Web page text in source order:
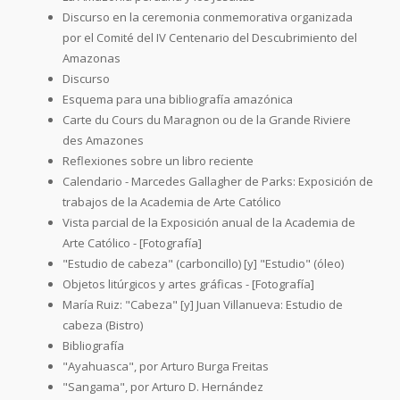
Discurso en la ceremonia conmemorativa organizada
por el Comité del IV Centenario del Descubrimiento del
Amazonas
Discurso
Esquema para una bibliografía amazónica
Carte du Cours du Maragnon ou de la Grande Riviere
des Amazones
Reflexiones sobre un libro reciente
Calendario - Marcedes Gallagher de Parks: Exposición de
trabajos de la Academia de Arte Católico
Vista parcial de la Exposición anual de la Academia de
Arte Católico - [Fotografía]
"Estudio de cabeza" (carboncillo) [y] "Estudio" (óleo)
Objetos litúrgicos y artes gráficas - [Fotografía]
María Ruiz: "Cabeza" [y] Juan Villanueva: Estudio de
cabeza (Bistro)
Bibliografía
"Ayahuasca", por Arturo Burga Freitas
"Sangama", por Arturo D. Hernández